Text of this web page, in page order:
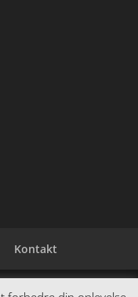
Kontakt
udvalg af